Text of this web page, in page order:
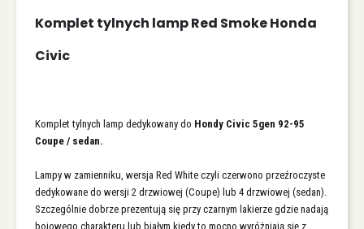
Komplet tylnych lamp Red Smoke Honda
Civic
Komplet tylnych lamp dedykowany do Hondy Civic 5gen 92-95
Coupe / sedan.
Lampy w zamienniku, wersja Red White czyli czerwono przeźroczyste
dedykowane do wersji 2 drzwiowej (Coupe) lub 4 drzwiowej (sedan).
Szczególnie dobrze prezentują się przy czarnym lakierze gdzie nadają
bojowego charakteru lub białym kiedy to mocno wyróżniają się z